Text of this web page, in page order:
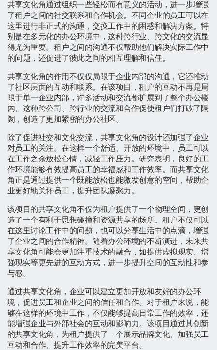
共享文化角通过组织一些轻松而有意义的活动，进一步增强
了租户之间的社交联系和合作机会。不同企业的员工可以在
这里进行非正式的沟通，交换工作中的困惑和解决方案。特
别是在多元化的办公环境中，这种跨行业、跨文化的交流显
得尤为重要。租户之间的沟通不仅帮助他们解决实际工作中
的问题，还促进了彼此之间的相互理解和信任。
共享文化角的作用不仅仅局限于企业内部的沟通，它还推动
了社区层面的互动和联系。在该项目，租户的互动不再是局
限于单一企业内部，许多活动和交流都扩展到了整个办公楼
内。这种跨公司、跨行业的交流和合作促使租户们打破了隔
阂，创造了更加紧密的办公社区。
除了促进社交和文化交流，共享文化角的设计还加强了企业
对员工的关注。在这样一个舒适、开放的环境中，员工可以
在工作之余放松心情，减轻工作压力。研究表明，良好的工
作环境能够有效提高员工的幸福感和工作效率。而共享文化
角正是通过提供一个既能放松也能激发创意的空间，帮助企
业更好地关怀员工，提升团队凝聚力。
该项目的共享文化角不仅为租户提供了一个物理空间，更创
造了一个有利于思想碰撞和资源共享的场所。租户不仅可以
在这里讨论工作中的问题，也可以分享生活中的点滴，增强
了企业之间的合作精神。随着办公环境的不断演进，未来共
享文化角可能会更加注重技术的融合，如提供虚拟现实、增
强现实等更先进的互动方式，进一步提升空间的互动性和参
与感。
通过共享文化角，企业可以建立更加开放和友好的办公环
境，促进员工和企业之间的信任和合作。对于租户来说，能
够在这样的环境中工作，不仅能够提高日常工作的效率，还
能增强企业与外部社会的互动和影响力。该项目通过其创新
的共享文化角，为租户提供了一个展示品牌文化、加强员工
互动和合作、提升工作效率的完美平台。